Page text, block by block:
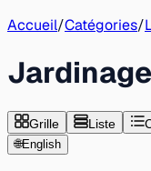
Accueil/Catégories/
Jardinage
Grille Liste
🌐English